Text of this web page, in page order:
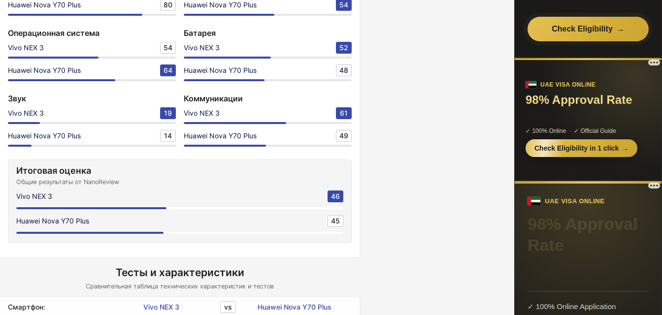
Huawei Nova Y70 Plus 80 Huawei Nova Y70 Plus 54
Операционная система
Vivo NEX 3 54
Huawei Nova Y70 Plus 64
Батарея
Vivo NEX 3 52
Huawei Nova Y70 Plus 48
Звук
Vivo NEX 3 19
Huawei Nova Y70 Plus 14
Коммуникации
Vivo NEX 3 61
Huawei Nova Y70 Plus 49
Итоговая оценка
Общие результаты от NanoReview
Vivo NEX 3 46
Huawei Nova Y70 Plus 45
Тесты и характеристики
Сравнительная таблица технических характеристик и тестов
Смартфон: Vivo NEX 3 vs Huawei Nova Y70 Plus